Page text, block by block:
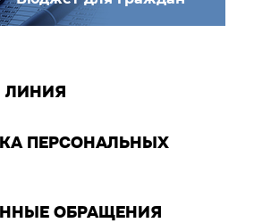
ЛИНИЯ
ПЕРСОНАЛЬНЫХ
ОБРАЩЕНИЯ